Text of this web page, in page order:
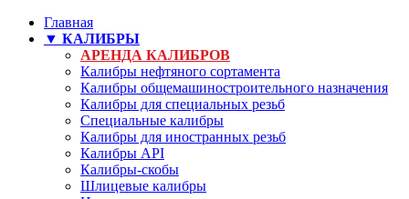
Главная
▼ КАЛИБРЫ
АРЕНДА КАЛИБРОВ
Калибры нефтяного сортамента
Калибры общемашиностроительного назначения
Калибры для специальных резьб
Специальные калибры
Калибры для иностранных резьб
Калибры API
Калибры-скобы
Шлицевые калибры